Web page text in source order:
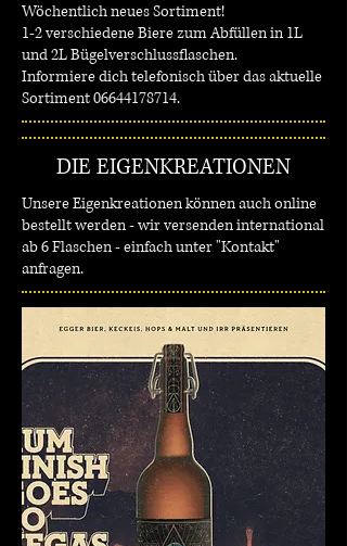
Wöchentlich neues Sortiment!
1-2 verschiedene Biere zum Abfüllen in 1L
und 2L Bügelverschlussflaschen.
Informiere dich telefonisch über das aktuelle
Sortiment 06644178714.
DIE EIGENKREATIONEN
Unsere Eigenkreationen können auch online
bestellt werden - wir versenden international
ab 6 Flaschen - einfach unter "Kontakt"
anfragen.